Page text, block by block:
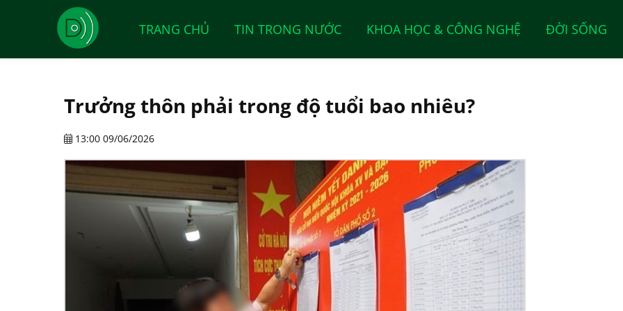
TRANG CHỦ TIN TRONG NƯỚC KHOA HỌC & CÔNG NGHỆ ĐỜI SỐNG
Trưởng thôn phải trong độ tuổi bao nhiêu?
13:00 09/06/2026